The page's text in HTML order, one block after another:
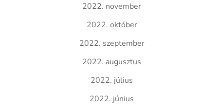
2022. november
2022. október
2022. szeptember
2022. augusztus
2022. július
2022. június